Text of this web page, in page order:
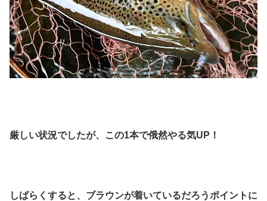
厳しい状況でしたが、この1本で俄然やる気UP！
しばらくすると、ブラウンが着いているだろうポイントに